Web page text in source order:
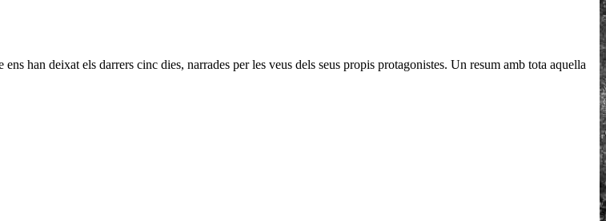
han deixat els darrers cinc dies, narrades per les veus dels seus propis protagonistes. Un resum amb tota aquella